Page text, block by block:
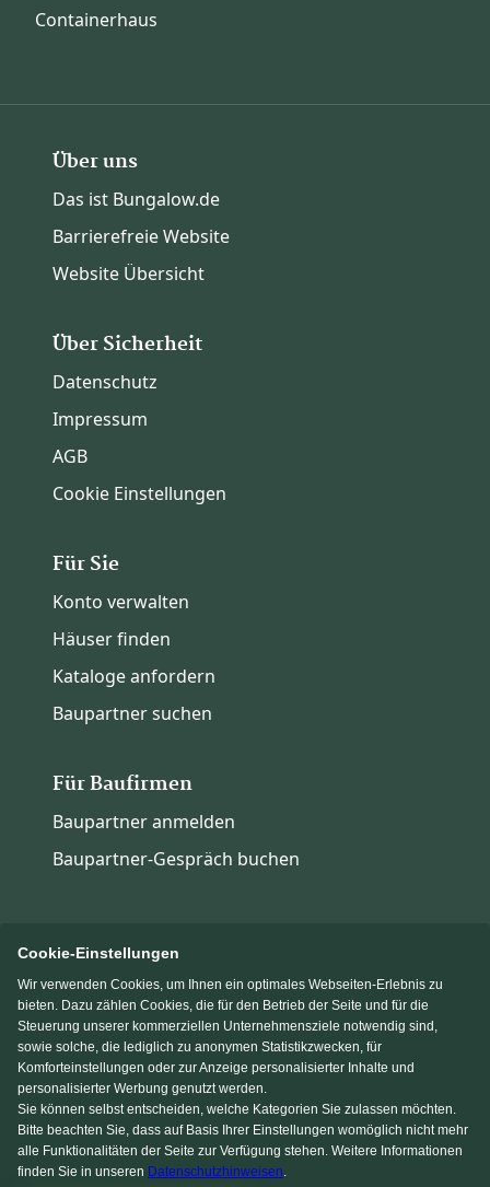
Containerhaus
Über uns
Das ist Bungalow.de
Barrierefreie Website
Website Übersicht
Über Sicherheit
Datenschutz
Impressum
AGB
Cookie Einstellungen
Für Sie
Konto verwalten
Häuser finden
Kataloge anfordern
Baupartner suchen
Für Baufirmen
Baupartner anmelden
Baupartner-Gespräch buchen
Immowelt.de Bauen.de
Massivhaus.de Fertighaus.de
Einfamilienhaus.de
Cookie-Einstellungen
Wir verwenden Cookies, um Ihnen ein optimales Webseiten-Erlebnis zu
bieten. Dazu zählen Cookies, die für den Betrieb der Seite und für die
Steuerung unserer kommerziellen Unternehmensziele notwendig sind,
sowie solche, die lediglich zu anonymen Statistikzwecken, für
Komforteinstellungen oder zur Anzeige personalisierter Inhalte und
personalisierter Werbung genutzt werden.
Sie können selbst entscheiden, welche Kategorien Sie zulassen möchten.
Bitte beachten Sie, dass auf Basis Ihrer Einstellungen womöglich nicht mehr
alle Funktionalitäten der Seite zur Verfügung stehen. Weitere Informationen
finden Sie in unseren Datenschutzhinweisen.